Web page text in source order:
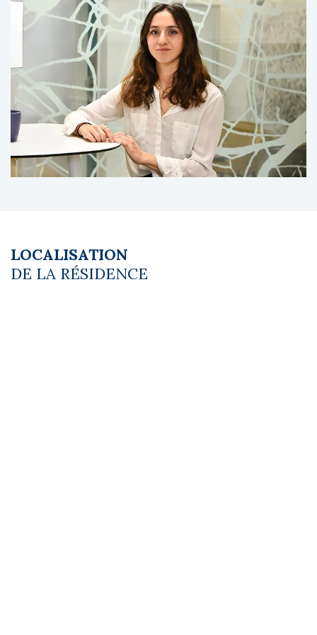
copropriété comprend 69 logements.
A propos du gestionnaire occupant :
Sowell exploite plus de 40 hôtels et
résidences en France, reconnus pour leurs
emplacements touristiques de qualité, leurs
formules tout compris et leur expertise dans
l’hébergement de loisirs.
Les diagnostics sont en cours de réalisation.
27680 Bien soumis au statut juridique de la
Copropriété. Charges annuelles de
copropriété (Montant moyen annuel quote-
LOCALISATION
DE LA RÉSIDENCE